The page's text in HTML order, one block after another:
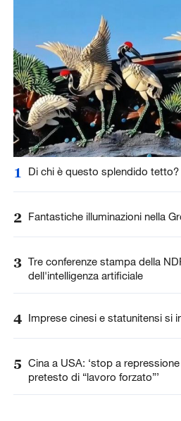
1 Di chi è questo splendido tetto?
2 Fantastiche illuminazioni nella
3 Tre conferenze stampa della
dell'intelligenza artificiale
4 Imprese cinesi e statunitensi si
5 Cina a USA: ‘stop a
pretesto di “lavoro forzato”’